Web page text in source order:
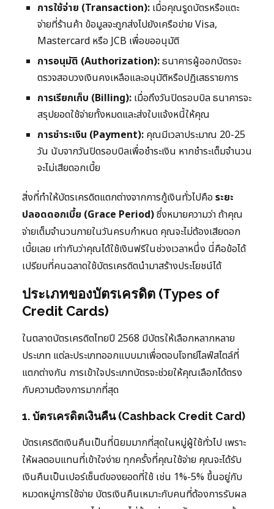
การใช้จ่าย (Transaction): เมื่อคุณรูดบัตรหรือแตะ
จ่ายที่ร้านค้า ข้อมูลจะถูกส่งไปยังเครือข่าย Visa,
Mastercard หรือ JCB เพื่อขออนุมัติ
การอนุมัติ (Authorization):ธนาคารผู้ออกบัตรจะ
ตรวจสอบวงเงินคงเหลือและอนุมัติหรือปฏิเสธรายการ
การเรียกเก็บ (Billing): เมื่อถึงวันปิดรอบบิล ธนาคารจะ
สรุปยอดใช้จ่ายทั้งหมดและส่งใบแจ้งหนี้ให้คุณ
การชำระเงิน (Payment): คุณมีเวลาประมาณ 20-25
วัน นับจากวันปิดรอบบิลเพื่อชำระเงิน หากชำระเต็มจำนวน
จะไม่เสียดอกเบี้ย
สิ่งที่ทำให้บัตรเครดิตแตกต่างจากการกู้เงินทั่วไปคือ ระยะ
ปลอดดอกเบี้ย (Grace Period)ซึ่งหมายความว่า ถ้าคุณ
จ่ายเต็มจำนวนภายในวันครบกำหนด คุณจะไม่ต้องเสียดอก
เบี้ยเลย เท่ากับว่าคุณได้ใช้เงินฟรีในช่วงเวลาหนึ่ง นี่คือข้อได้
เปรียบที่คนฉลาดใช้บัตรเครดิตนำมาสร้างประโยชน์ได้
ประเภทของบัตรเครดิต (Types of
Credit Cards)
ในตลาดบัตรเครดิตไทยปี 2568 มีบัตรให้เลือกหลากหลาย
ประเภท แต่ละประเภทออกแบบมาเพื่อตอบโจทย์ไลฟ์สไตล์ที่
แตกต่างกัน การเข้าใจประเภทบัตรจะช่วยให้คุณเลือกได้ตรง
กับความต้องการมากที่สุด
1. บัตรเครดิตเงินคืน (Cashback Credit Card)
บัตรเครดิตเงินคืนเป็นที่นิยมมากที่สุดในหมู่ผู้ใช้ทั่วไป เพราะ
ให้ผลตอบแทนที่เข้าใจง่าย ทุกครั้งที่คุณใช้จ่าย คุณจะได้รับ
เงินคืนเป็นเปอร์เซ็นต์ของยอดที่ใช้ เช่น 1%-5% ขึ้นอยู่กับ
หมวดหมู่การใช้จ่าย บัตรเงินคืนเหมาะกับคนที่ต้องการรับผล